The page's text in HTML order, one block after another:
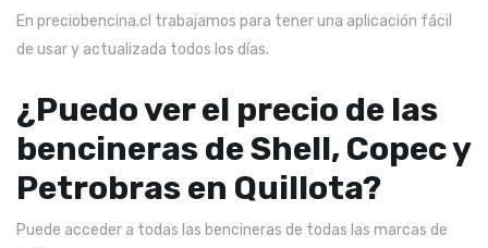
En preciobencina.cl trabajamos para tener una aplicación fácil
de usar y actualizada todos los días.
¿Puedo ver el precio de las
bencineras de Shell, Copec y
Petrobras en Quillota?
Puede acceder a todas las bencineras de todas las marcas de